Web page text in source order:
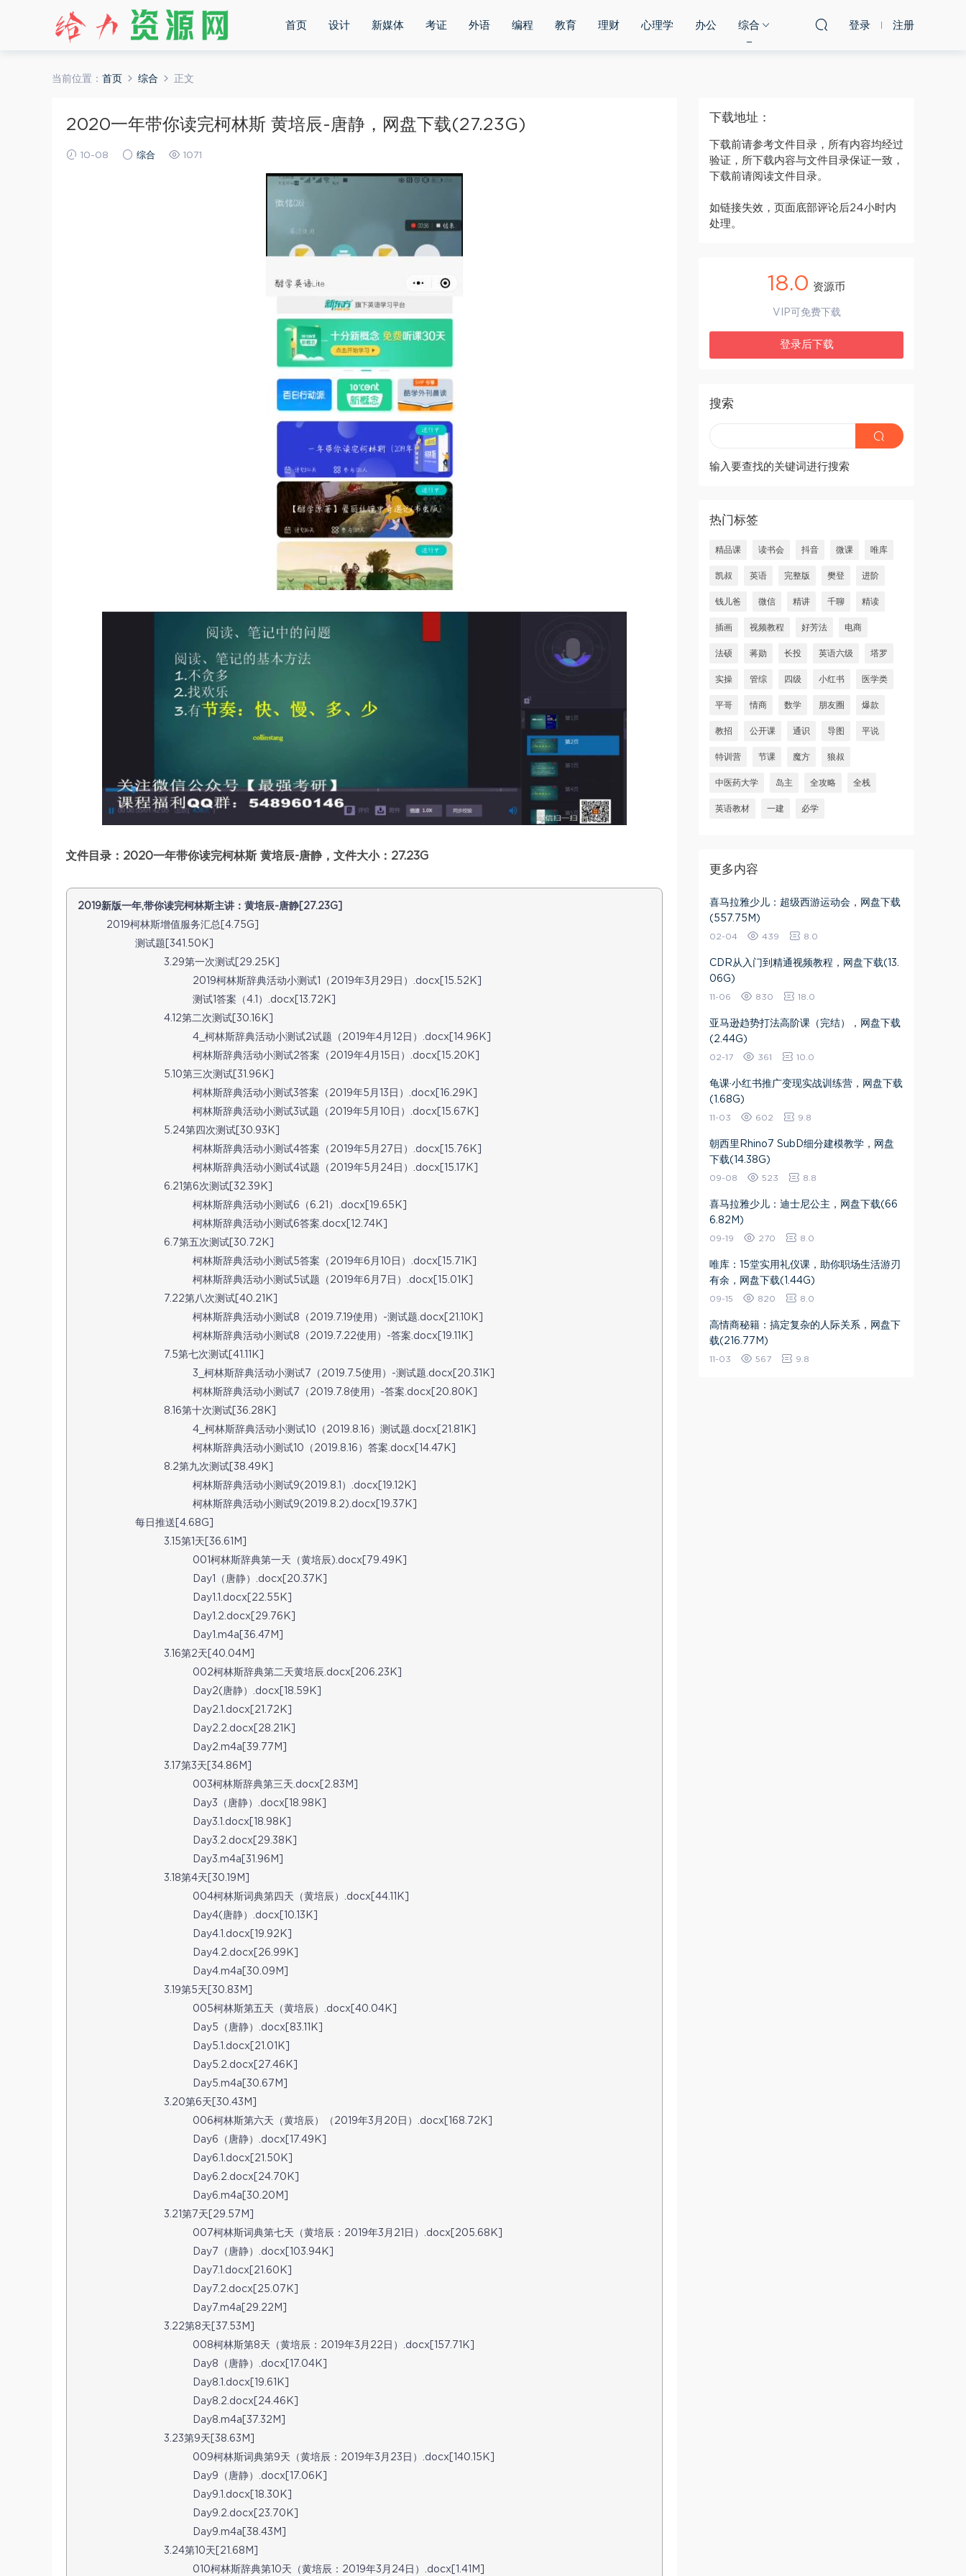
首页 设计 新媒体 考证 外语 编程 教育 理财 心理学 办公 综合 登录 注册
当前位置： 首页 综合 正文
2020一年带你读完柯林斯 黄培辰-唐静，网盘下载(27.23G)
10-08 综合 1071
文件目录：2020一年带你读完柯林斯 黄培辰-唐静，文件大小：27.23G
2019新版一年,带你读完柯林斯主讲：黄培辰-唐静[27.23G]
2019柯林斯增值服务汇总[4.75G]
测试题[341.50K]
3.29第一次测试[29.25K]
2019柯林斯辞典活动小测试1（2019年3月29日）.docx[15.52K]
测试1答案（4.1）.docx[13.72K]
4.12第二次测试[30.16K]
4_柯林斯辞典活动小测试2试题（2019年4月12日）.docx[14.96K]
柯林斯辞典活动小测试2答案（2019年4月15日）.docx[15.20K]
5.10第三次测试[31.96K]
柯林斯辞典活动小测试3答案（2019年5月13日）.docx[16.29K]
柯林斯辞典活动小测试3试题（2019年5月10日）.docx[15.67K]
5.24第四次测试[30.93K]
柯林斯辞典活动小测试4答案（2019年5月27日）.docx[15.76K]
柯林斯辞典活动小测试4试题（2019年5月24日）.docx[15.17K]
6.21第6次测试[32.39K]
柯林斯辞典活动小测试6（6.21）.docx[19.65K]
柯林斯辞典活动小测试6答案.docx[12.74K]
6.7第五次测试[30.72K]
柯林斯辞典活动小测试5答案（2019年6月10日）.docx[15.71K]
柯林斯辞典活动小测试5试题（2019年6月7日）.docx[15.01K]
7.22第八次测试[40.21K]
柯林斯辞典活动小测试8（2019.7.19使用）-测试题.docx[21.10K]
柯林斯辞典活动小测试8（2019.7.22使用）-答案.docx[19.11K]
7.5第七次测试[41.11K]
3_柯林斯辞典活动小测试7（2019.7.5使用）-测试题.docx[20.31K]
柯林斯辞典活动小测试7（2019.7.8使用）-答案.docx[20.80K]
8.16第十次测试[36.28K]
4_柯林斯辞典活动小测试10（2019.8.16）测试题.docx[21.81K]
柯林斯辞典活动小测试10（2019.8.16）答案.docx[14.47K]
8.2第九次测试[38.49K]
柯林斯辞典活动小测试9(2019.8.1）.docx[19.12K]
柯林斯辞典活动小测试9(2019.8.2).docx[19.37K]
每日推送[4.68G]
3.15第1天[36.61M]
001柯林斯辞典第一天（黄培辰).docx[79.49K]
Day1（唐静）.docx[20.37K]
Day1.1.docx[22.55K]
Day1.2.docx[29.76K]
Day1.m4a[36.47M]
3.16第2天[40.04M]
002柯林斯辞典第二天黄培辰.docx[206.23K]
Day2(唐静）.docx[18.59K]
Day2.1.docx[21.72K]
Day2.2.docx[28.21K]
Day2.m4a[39.77M]
3.17第3天[34.86M]
003柯林斯辞典第三天.docx[2.83M]
Day3（唐静）.docx[18.98K]
Day3.1.docx[18.98K]
Day3.2.docx[29.38K]
Day3.m4a[31.96M]
3.18第4天[30.19M]
004柯林斯词典第四天（黄培辰）.docx[44.11K]
Day4(唐静）.docx[10.13K]
Day4.1.docx[19.92K]
Day4.2.docx[26.99K]
Day4.m4a[30.09M]
3.19第5天[30.83M]
005柯林斯第五天（黄培辰）.docx[40.04K]
Day5（唐静）.docx[83.11K]
Day5.1.docx[21.01K]
Day5.2.docx[27.46K]
Day5.m4a[30.67M]
3.20第6天[30.43M]
006柯林斯第六天（黄培辰）（2019年3月20日）.docx[168.72K]
Day6（唐静）.docx[17.49K]
Day6.1.docx[21.50K]
Day6.2.docx[24.70K]
Day6.m4a[30.20M]
3.21第7天[29.57M]
007柯林斯词典第七天（黄培辰：2019年3月21日）.docx[205.68K]
Day7（唐静）.docx[103.94K]
Day7.1.docx[21.60K]
Day7.2.docx[25.07K]
Day7.m4a[29.22M]
3.22第8天[37.53M]
008柯林斯第8天（黄培辰：2019年3月22日）.docx[157.71K]
Day8（唐静）.docx[17.04K]
Day8.1.docx[19.61K]
Day8.2.docx[24.46K]
Day8.m4a[37.32M]
3.23第9天[38.63M]
009柯林斯词典第9天（黄培辰：2019年3月23日）.docx[140.15K]
Day9（唐静）.docx[17.06K]
Day9.1.docx[18.30K]
Day9.2.docx[23.70K]
Day9.m4a[38.43M]
3.24第10天[21.68M]
010柯林斯辞典第10天（黄培辰：2019年3月24日）.docx[1.41M]
下载地址：
下载前请参考文件目录，所有内容均经过
验证，所下载内容与文件目录保证一致，
下载前请阅读文件目录。
如链接失效，页面底部评论后24小时内
处理。
18.0 资源币
VIP可免费下载
登录后下载
搜索
输入要查找的关键词进行搜索
热门标签
精品课 读书会 抖音 微课 唯库
凯叔 英语 完整版 樊登 进阶
钱儿爸 微信 精讲 千聊 精读
插画 视频教程 好芳法 电商
法硕 蒋勋 长投 英语六级 塔罗
实操 管综 四级 小红书 医学类
平哥 情商 数学 朋友圈 爆款
教招 公开课 通识 导图 平说
特训营 节课 魔方 狼叔
中医药大学 岛主 全攻略 全栈
英语教材 一建 必学
更多内容
喜马拉雅少儿：超级西游运动会，网盘下载
(557.75M)
02-04 439 8.0
CDR从入门到精通视频教程，网盘下载(13.
06G)
11-06 830 18.0
亚马逊趋势打法高阶课（完结），网盘下载
(2.44G)
02-17 361 10.0
​龟课·小红书推广变现实战训练营​，网盘下载
(1.68G)
11-03 602 9.8
朝西里Rhino7 SubD细分建模教学​，网盘
下载(14.38G)
09-08 523 8.8
喜马拉雅少儿：迪士尼公主，网盘下载(66
6.82M)
09-19 270 8.0
唯库：15堂实用礼仪课，助你职场生活游刃
有余，网盘下载(1.44G)
09-15 820 8.0
高情商秘籍：搞定复杂的人际关系，网盘下
载(216.77M)
11-03 567 9.8